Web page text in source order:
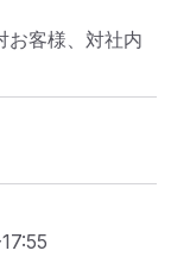
客様、対社内
17:55